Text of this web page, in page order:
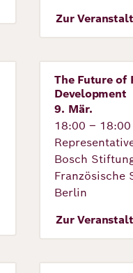
Zur
Veranstaltung
The Future of
Development
9. Mär.
18:00 –
Bosch
Französische
Berlin
Zur